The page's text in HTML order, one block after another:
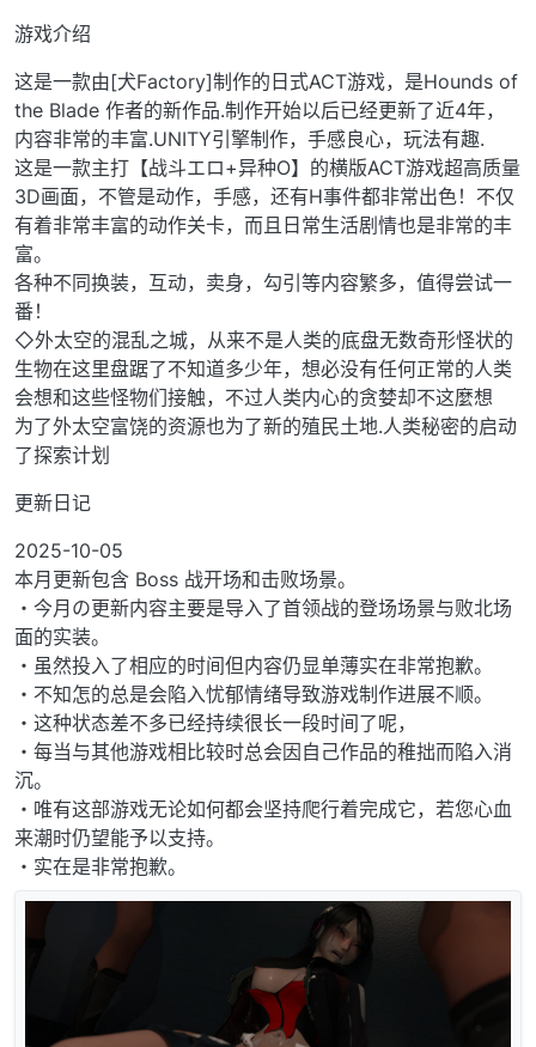
游戏介绍
这是一款由[犬Factory]制作的日式ACT游戏，是Hounds of
the Blade 作者的新作品.制作开始以后已经更新了近4年，
内容非常的丰富.UNITY引擎制作，手感良心，玩法有趣.
这是一款主打【战斗エロ+异种O】的横版ACT游戏超高质量
3D画面，不管是动作，手感，还有H事件都非常出色！不仅
有着非常丰富的动作关卡，而且日常生活剧情也是非常的丰
富。
各种不同换装，互动，卖身，勾引等内容繁多，值得尝试一
番！
◇外太空的混乱之城，从来不是人类的底盘无数奇形怪状的
生物在这里盘踞了不知道多少年，想必没有任何正常的人类
会想和这些怪物们接触，不过人类内心的贪婪却不这麼想
为了外太空富饶的资源也为了新的殖民土地.人类秘密的启动
了探索计划
更新日记
2025-10-05
本月更新包含 Boss 战开场和击败场景。
・今月の更新内容主要是导入了首领战的登场场景与败北场
面的实装。
・虽然投入了相应的时间但内容仍显单薄实在非常抱歉。
・不知怎的总是会陷入忧郁情绪导致游戏制作进展不顺。
・这种状态差不多已经持续很长一段时间了呢，
・每当与其他游戏相比较时总会因自己作品的稚拙而陷入消
沉。
・唯有这部游戏无论如何都会坚持爬行着完成它，若您心血
来潮时仍望能予以支持。
・实在是非常抱歉。